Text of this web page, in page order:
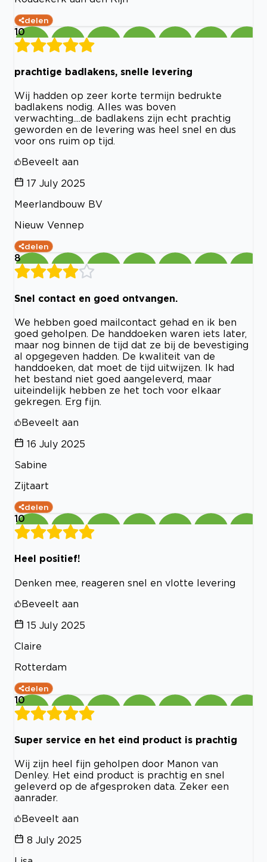
delen
10
prachtige badlakens, snelle levering
Wij hadden op zeer korte termijn bedrukte
badlakens nodig. Alles was boven
verwachting....de badlakens zijn echt prachtig
geworden en de levering was heel snel en dus
voor ons ruim op tijd.
Beveelt aan
17 July 2025
Meerlandbouw BV
Nieuw Vennep
delen
8
Snel contact en goed ontvangen.
We hebben goed mailcontact gehad en ik ben
goed geholpen. De handdoeken waren iets later,
maar nog binnen de tijd dat ze bij de bevestiging
al opgegeven hadden. De kwaliteit van de
handdoeken, dat moet de tijd uitwijzen. Ik had
het bestand niet goed aangeleverd, maar
uiteindelijk hebben ze het toch voor elkaar
gekregen. Erg fijn.
Beveelt aan
16 July 2025
Sabine
Zijtaart
delen
10
Heel positief!
Denken mee, reageren snel en vlotte levering
Beveelt aan
15 July 2025
Claire
Rotterdam
delen
10
Super service en het eind product is prachtig
Wij zijn heel fijn geholpen door Manon van
Denley. Het eind product is prachtig en snel
geleverd op de afgesproken data. Zeker een
aanrader.
Beveelt aan
8 July 2025